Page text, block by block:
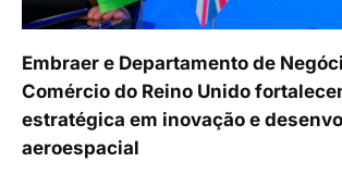
Embraer e Departamento de
Comércio do Reino Unido
estratégica em inovação e
aeroespacial